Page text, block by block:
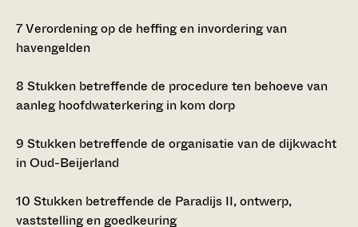
7Verordening op de heffing en invordering van
havengelden
8 Stukken betreffende de procedure ten behoeve van
aanleg hoofdwaterkering in kom dorp
9 Stukken betreffende de organisatie van de dijkwacht
in Oud-Beijerland
10 Stukken betreffende de Paradijs II, ontwerp,
vaststelling en goedkeuring